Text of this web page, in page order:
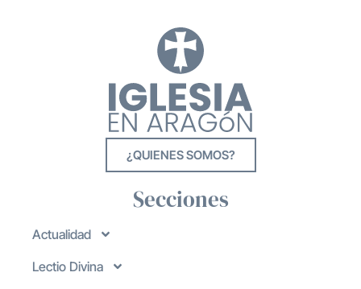
¿QUIENES SOMOS?
Secciones
Actualidad
Lectio Divina